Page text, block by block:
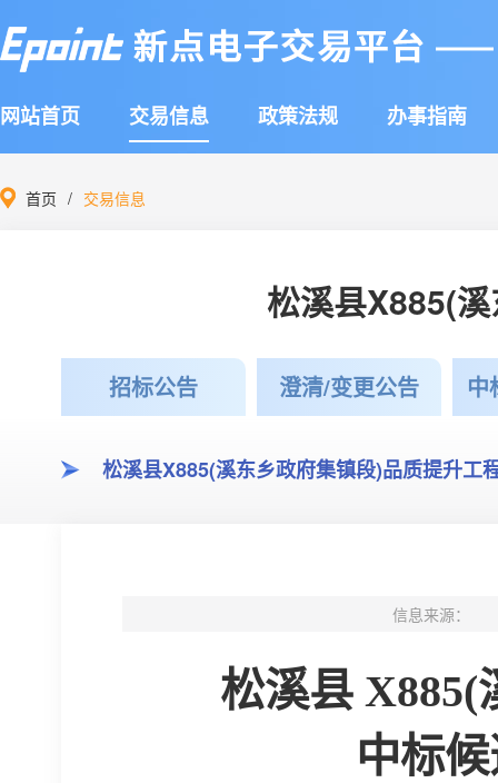
网站首页 交易信息 政策法规 办事指南
首页 交易信息
松溪县X885(
招标公告 澄清/变更公告 中
松溪县X885(溪东乡政府集镇段)品质提升工
信息来源：
松溪县 X885(
中标